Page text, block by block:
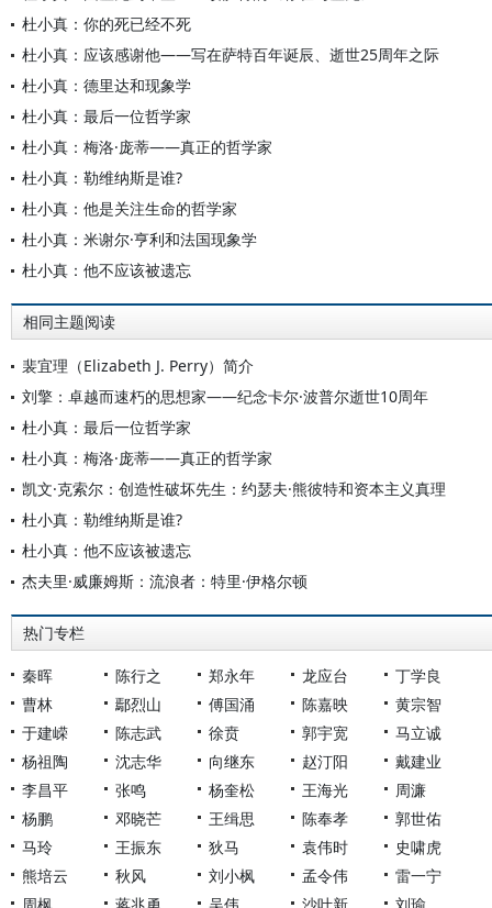
杜小真：你的死已经不死
杜小真：应该感谢他——写在萨特百年诞辰、逝世25周年之际
杜小真：德里达和现象学
杜小真：最后一位哲学家
杜小真：梅洛·庞蒂——真正的哲学家
杜小真：勒维纳斯是谁?
杜小真：他是关注生命的哲学家
杜小真：米谢尔·亨利和法国现象学
杜小真：他不应该被遗忘
相同主题阅读
裴宜理（Elizabeth J. Perry）简介
刘擎：卓越而速朽的思想家——纪念卡尔·波普尔逝世10周年
杜小真：最后一位哲学家
杜小真：梅洛·庞蒂——真正的哲学家
凯文·克索尔：创造性破坏先生：约瑟夫·熊彼特和资本主义真理
杜小真：勒维纳斯是谁?
杜小真：他不应该被遗忘
杰夫里·威廉姆斯：流浪者：特里·伊格尔顿
热门专栏
秦晖 陈行之 郑永年 龙应台
丁学良
曹林
鄢烈山 傅国涌 陈嘉映
黄宗智
于建嵘
陈志武 徐贲 郭宇宽
马立诚
杨祖陶
沈志华 向继东 赵汀阳
戴建业
李昌平
张鸣 杨奎松 王海光
周濂
杨鹏
邓晓芒 王缉思 陈奉孝
郭世佑
马玲
王振东 狄马 袁伟时
史啸虎
熊培云
秋风 刘小枫 孟令伟
雷一宁